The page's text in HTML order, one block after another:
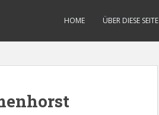
HOME ÜBER DIESE SEITE